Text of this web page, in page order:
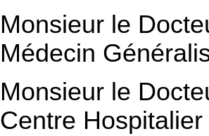
Monsieur le
Médecin
Monsieur le
Centre